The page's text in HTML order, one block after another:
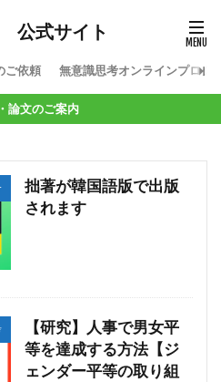
公式サイト
ご依頼 無意識思考オンラインプログ
論文のご案内
拙著が韓国語版で出版
されます
【研究】人事で男女平
等を達成する方法【ジ
ェンダー平等の取り組